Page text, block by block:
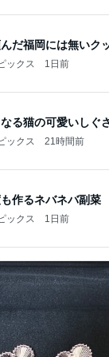
だ福岡には無いク
ックス 1日前
る猫の可愛いしぐ
ックス 21時間前
作るネバネバ副菜
ックス 1日前